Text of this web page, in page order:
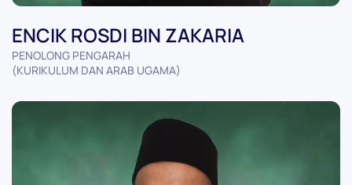
ENCIK ROSDI BIN ZAKARIA
PENOLONG PENGARAH
(KURIKULUM DAN ARAB UGAMA)